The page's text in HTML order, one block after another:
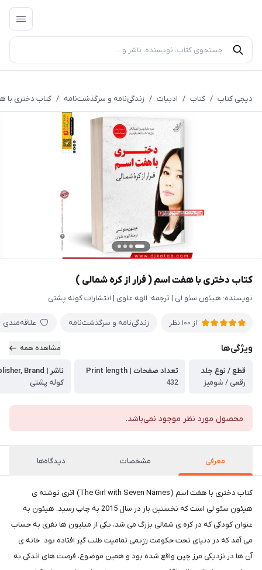
دیجی کتاب / کتاب / ادبیات / زندگی‌نامه و سرگذشت‌نامه / کتاب دختری با
کتاب دختری با هفت اسم ( فرار از کره شمالی )
نویسنده: هیئون سئو لی | ترجمه: الهه علوی | انتشارات کوله پشتی
از 100 نظر زندگی‌نامه و سرگذشت‌نامه علاقه‌مندی
ویژگی‌ها مشاهده همه
قطع / نوع جلد
رقعی / شومیز
تعداد صفحات | Print length
432
ناشر | Publisher, Brand
کوله پشتی
محصول مورد نظر موجود نمی‌باشد.
معرفی مشخصات دیدگاه‌ها
کتاب دختری با هفت اسم (The Girl with Seven Names) اثری نوشته ی
هیئون سئو لی است که نخستین بار در سال 2015 به چاپ رسید. هیئون به
عنوان کودکی که در کره ی شمالی بزرگ می شد، یکی از میلیون ها نفری به حساب
می آمد که در دنیای تحت حکومت رژیمی تمامیت طلب گیر افتاده بود. خانه ی
آن ها در نزدیکی مرز چین واقع شده بود و همین موضوع، فرصت های اندکی به